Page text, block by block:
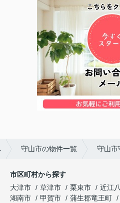
守山市の物件一覧 守山市
市区町村から探す
大津市
草津市 栗東市 近江
湖南市
甲賀市 蒲生郡竜王町